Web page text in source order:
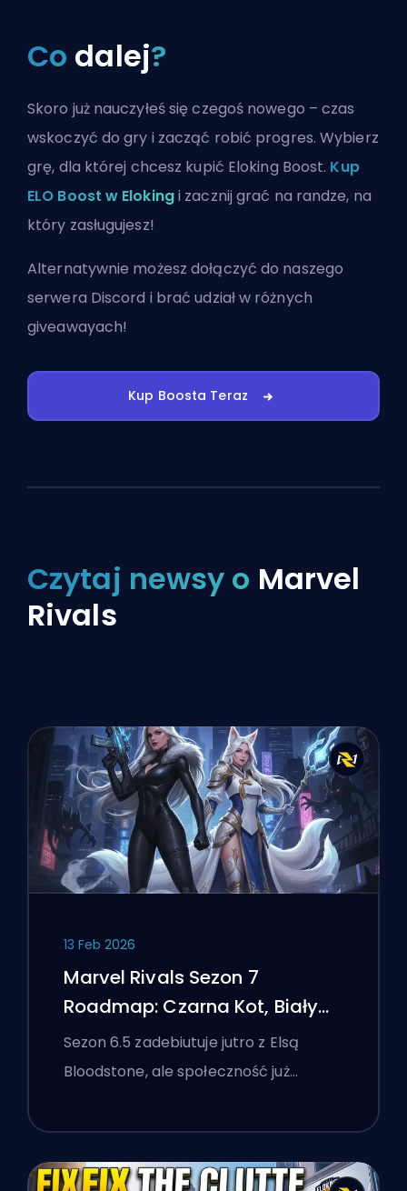
Co dalej?
Skoro już nauczyłeś się czegoś nowego – czas
wskoczyć do gry i zacząć robić progres. Wybierz
grę, dla której chcesz kupić Eloking Boost. Kup
ELO Boost w Elokingi zacznij grać na randze, na
który zasługujesz!
Alternatywnie możeszdołączyć do naszego
serwera Discord i brać udział w różnych
giveawayach!
Kup Boosta Teraz
Czytaj newsy o Marvel
Rivals
13 Feb 2026
Marvel Rivals Sezon 7
Roadmap: Czarna Kot, Biały
Lis i Wydarzenie Monsters
Take Manhattan
Sezon 6.5 zadebiutuje jutro z Elsą
Bloodstone, ale społeczność już…